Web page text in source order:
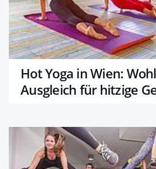
Hot Yoga in Wien:
Ausgleich für hitzige